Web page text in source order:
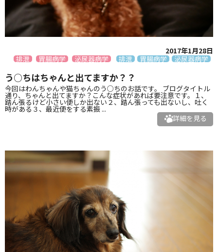
2017年1月28日
排泄
胃腸病学 泌尿器病学 排泄 胃腸病学 泌尿器病学
う○ちはちゃんと出てますか？？
今回はわんちゃんや猫ちゃんのう○ちのお話です。 ブログタイトル
通り、ちゃんと出てますか？こんな症状があれば要注意です。１、
踏ん張るけど小さい便しか出ない２、踏ん張っても出ないし、吐く
時がある３、最近便をする素振 ...
詳細を見る